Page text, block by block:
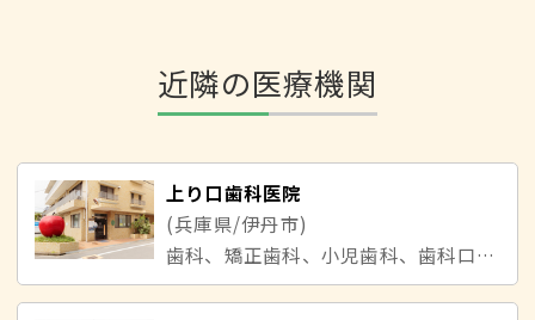
近隣の医療機関
上り口歯科医院
(兵庫県/伊丹市)
歯科、矯正歯科、小児歯科、歯科口腔外科